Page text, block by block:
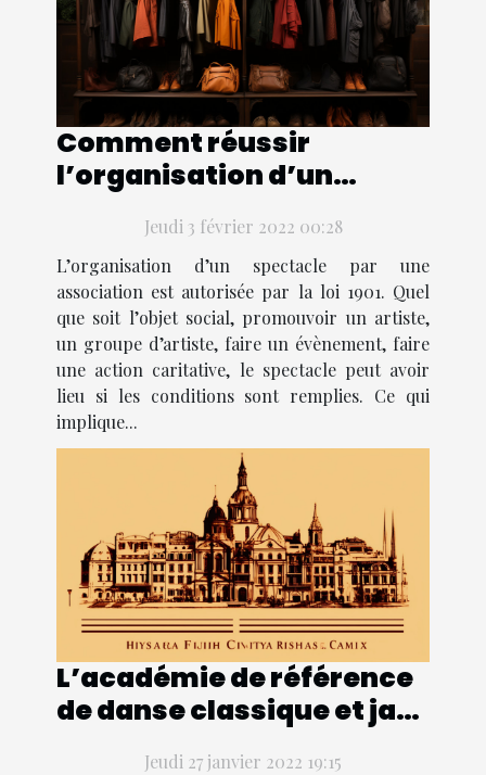
Comment réussir
l’organisation d’un
Jeudi 3 février 2022 00:28
L’organisation d’un spectacle par une
association est autorisée par la loi 1901. Quel
que soit l’objet social, promouvoir un artiste,
un groupe d’artiste, faire un évènement, faire
une action caritative, le spectacle peut avoir
lieu si les conditions sont remplies. Ce qui
implique...
L’académie de référence
de danse classique et jazz
Jeudi 27 janvier 2022 19:15